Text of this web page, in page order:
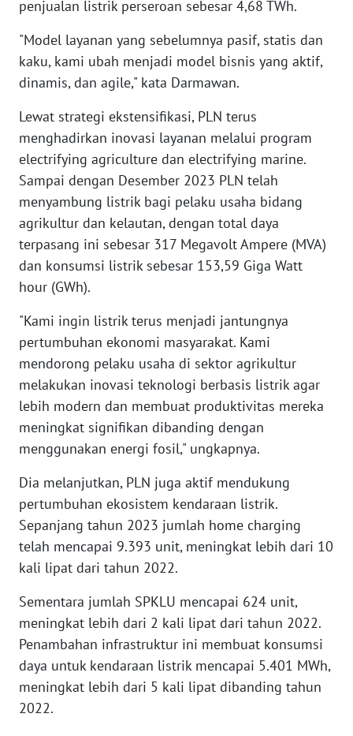
penjualan listrik perseroan sebesar 4,68 TWh.
"Model layanan yang sebelumnya pasif, statis dan
kaku, kami ubah menjadi model bisnis yang aktif,
dinamis, dan agile," kata Darmawan.
Lewat strategi ekstensifikasi, PLN terus
menghadirkan inovasi layanan melalui program
electrifying agriculture dan electrifying marine.
Sampai dengan Desember 2023 PLN telah
menyambung listrik bagi pelaku usaha bidang
agrikultur dan kelautan, dengan total daya
terpasang ini sebesar 317 Megavolt Ampere (MVA)
dan konsumsi listrik sebesar 153,59 Giga Watt
hour (GWh).
"Kami ingin listrik terus menjadi jantungnya
pertumbuhan ekonomi masyarakat. Kami
mendorong pelaku usaha di sektor agrikultur
melakukan inovasi teknologi berbasis listrik agar
lebih modern dan membuat produktivitas mereka
meningkat signifikan dibanding dengan
menggunakan energi fosil," ungkapnya.
Dia melanjutkan, PLN juga aktif mendukung
pertumbuhan ekosistem kendaraan listrik.
Sepanjang tahun 2023 jumlah home charging
telah mencapai 9.393 unit, meningkat lebih dari 10
kali lipat dari tahun 2022.
Sementara jumlah SPKLU mencapai 624 unit,
meningkat lebih dari 2 kali lipat dari tahun 2022.
Penambahan infrastruktur ini membuat konsumsi
daya untuk kendaraan listrik mencapai 5.401 MWh,
meningkat lebih dari 5 kali lipat dibanding tahun
2022.
WN
WN
WN
DAIRI
WN
DANAU
TOBA
WN
WN
LANGKAT
WN
SELATAN
TANJUNG
LESUNG
WN
KARO
WN
SIMALUNGUN
WN
LABUHANBATU